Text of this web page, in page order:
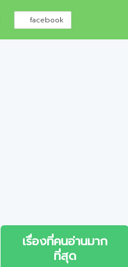
facebook
เรื่องที่คนอ่านมาก
ที่สุด